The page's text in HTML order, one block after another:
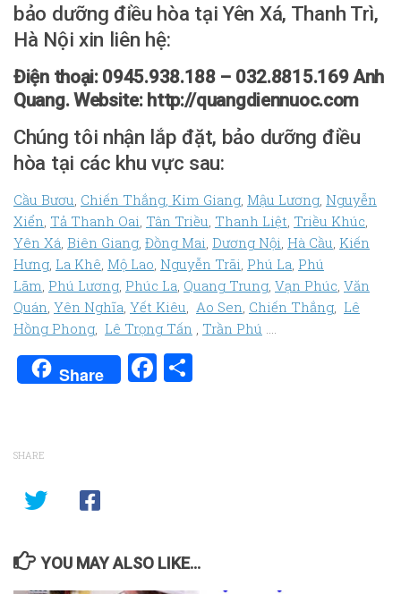
bảo dưỡng điều hòa tại Yên Xá, Thanh Trì,
Hà Nội xin liên hệ:
Điện thoại: 0945.938.188 – 032.8815.169 Anh
Quang. Website: http://quangdiennuoc.com
Chúng tôi nhận lắp đặt, bảo dưỡng điều
hòa tại các khu vực sau:
Cầu Bươu Chiến Thắng Kim Giang Mậu Lương Nguyễn
Xiển Tả Thanh Oai Tân Triều Thanh Liệt Triều Khúc
Yên Xá Biên Giang Đồng Mai Dương Nội Hà Cầu Kiến
Hưng La Khê Mộ Lao Nguyễn Trãi Phú La Phú
Lãm Phú Lương Phúc La Quang Trung Vạn Phúc Văn
Quán Yên Nghĩa Yết Kiêu Ao Sen Chiến Thắng Lê
Hồng Phong Lê Trọng Tấn Trần Phú
Share Facebook
SHARE
YOU MAY ALSO LIKE...